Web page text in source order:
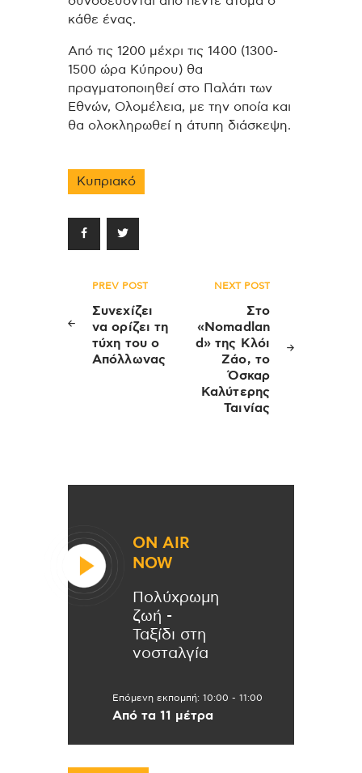
κάθε ένας.
Από τις 1200 μέχρι τις 1400 (1300-
1500 ώρα Κύπρου) θα
πραγματοποιηθεί στο Παλάτι των
Εθνών, Ολομέλεια, με την οποία και
θα ολοκληρωθεί η άτυπη διάσκεψη.
Κυπριακό
Πλοήγηση
άρθρων
PREV POST
Συνεχίζει
να ορίζει τη
τύχη του ο
Απόλλωνας
NEXT POST
Στο
«Nomadlan
d» της Κλόι
Ζάο, το
Όσκαρ
Καλύτερης
Ταινίας
ON AIR
NOW
Πολύχρωμη
ζωή -
Ταξίδι στη
νοσταλγία
Επόμενη εκπομπή: 10:00 - 11:00
Από τα 11 μέτρα